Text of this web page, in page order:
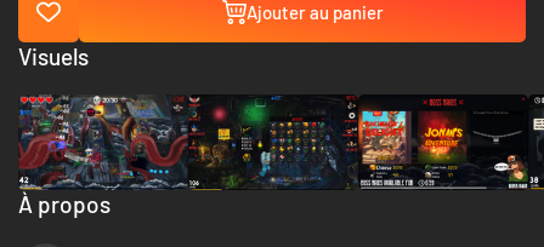
Ajouter au panier
À propos
Visuels